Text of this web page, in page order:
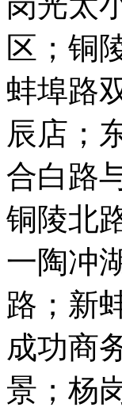
区；铜
蚌埠路
辰店；
合白路
铜陵北
一陶冲
路；新
成功商
景；杨